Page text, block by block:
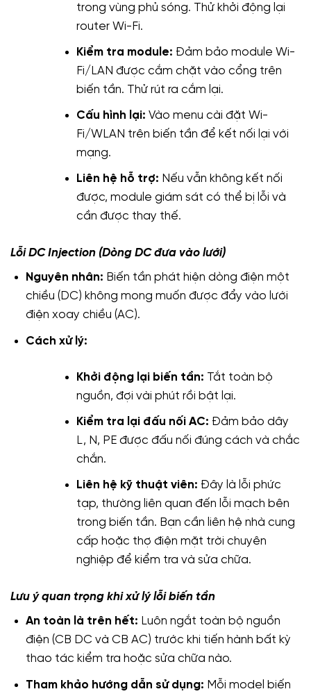
trong vùng phủ sóng. Thử khởi động lại
router Wi-Fi.
Kiểm tra module: Đảm bảo module Wi-
Fi/LAN được cắm chặt vào cổng trên
biến tần. Thử rút ra cắm lại.
Cấu hình lại: Vào menu cài đặt Wi-
Fi/WLAN trên biến tần để kết nối lại với
mạng.
Liên hệ hỗ trợ: Nếu vẫn không kết nối
được, module giám sát có thể bị lỗi và
cần được thay thế.
Lỗi DC Injection (Dòng DC đưa vào lưới)
Nguyên nhân: Biến tần phát hiện dòng điện một
chiều (DC) không mong muốn được đẩy vào lưới
điện xoay chiều (AC).
Cách xử lý:
Khởi động lại biến tần: Tắt toàn bộ
nguồn, đợi vài phút rồi bật lại.
Kiểm tra lại đấu nối AC: Đảm bảo dây
L, N, PE được đấu nối đúng cách và chắc
chắn.
Liên hệ kỹ thuật viên: Đây là lỗi phức
tạp, thường liên quan đến lỗi mạch bên
trong biến tần. Bạn cần liên hệ nhà cung
cấp hoặc thợ điện mặt trời chuyên
nghiệp để kiểm tra và sửa chữa.
Lưu ý quan trọng khi xử lý lỗi biến tần
An toàn là trên hết: Luôn ngắt toàn bộ nguồn
điện (CB DC và CB AC) trước khi tiến hành bất kỳ
thao tác kiểm tra hoặc sửa chữa nào.
Tham khảo hướng dẫn sử dụng: Mỗi model biến